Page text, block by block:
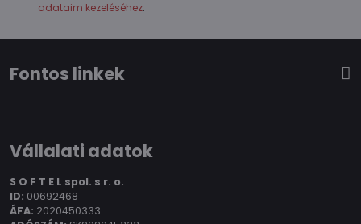
adataim kezeléséhez.
Fontos linkek
Vállalati adatok
S O F T E L spol. s r. o.
ID: 00692468
ÁFA: 2020450333